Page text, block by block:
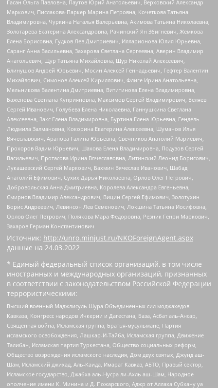
Гасан Ольга Павловна, Паутов Юрий Анатольевич, Верховский Александр
Маркович, Пислакова-Паркер Марина Петровна, Кочеткова Татьяна
Владимировна, Чуркина Наталья Валерьевна, Акимова Татьяна Николаевна,
Золотарева Екатерина Александровна, Рачинский Ян Збигневич, Жемкова
Елена Борисовна, Гудков Лев Дмитриевич, Илларионова Юлия Юрьевна,
Саранг Анна Васильевна, Захарова Светлана Сергеевна, Аверин Владимир
Анатольевич, Щур Татьяна Михайловна, Щур Николай Алексеевич,
Блинушов Андрей Юрьевич, Мосин Алексей Геннадьевич, Гефтер Валентин
Михайлович, Симонов Алексей Кириллович, Флиге Ирина Анатольевна,
Мельникова Валентина Дмитриевна, Вититинова Елена Владимировна,
Баженова Светлана Куприяновна, Максимов Сергей Владимирович, Беляев
Сергей Иванович, Голубева Елена Николаевна, Ганнушкина Светлана
Алексеевна, Закс Елена Владимировна, Буртина Елена Юрьевна, Гендель
Людмила Залмановна, Кокорина Екатерина Алексеевна, Шуманов Илья
Вячеславович, Арапова Галина Юрьевна, Свечников Анатолий Мариевич,
Прохоров Вадим Юрьевич, Шахова Елена Владимировна, Подузов Сергей
Васильевич, Протасова Ирина Вячеславовна, Литинский Леонид Борисович,
Лукашевский Сергей Маркович, Бахмин Вячеслав Иванович, Шабад
Анатолий Ефимович, Сухих Дарья Николаевна, Орлов Олег Петрович,
Добровольская Анна Дмитриевна, Королева Александра Евгеньевна,
Смирнов Владимир Александрович, Вицин Сергей Ефимович, Золотухин
Борис Андреевич, Левинсон Лев Семенович, Локшина Татьяна Иосифовна,
Орлов Олег Петрович, Полякова Мара Федоровна, Резник Генри Маркович,
Захаров Герман Константинович
Источник: http://unro.minjust.ru/NKOForeignAgent.aspx
данные на 24.03.2022
* Единый федеральный список организаций, в том числе
иностранных и международных организаций, признанных
в соответствии с законодательством Российской Федерации
террористическими:
Высший военный Маджлисуль Шура Объединенных сил моджахедов
Кавказа, Конгресс народов Ичкерии и Дагестана, База, Асбат аль-Ансар,
Священная война, Исламская группа, Братья-мусульмане, Партия
исламского освобождения, Лашкар-И-Тайба, Исламская группа, Движение
Талибан, Исламская партия Туркестана, Общество социальных реформ,
Общество возрождения исламского наследия, Дом двух святых, Джунд аш-
Шам, Исламский джихад, Аль-Каида, Имарат Кавказ, АБТО, Правый сектор,
Исламское государство, Джабха аль-Нусра ли-Ахль аш-Шам, Народное
ополчение имени К. Минина и Д. Пожарского, Аджр от Аллаха Субхану уа